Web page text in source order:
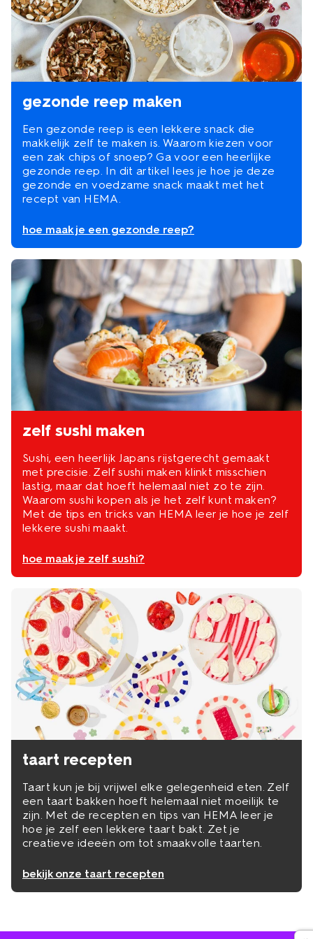
gezonde reep maken
Een gezonde reep is een lekkere snack die
makkelijk zelf te maken is. Waarom kiezen voor
een zak chips of snoep? Ga voor een heerlijke
gezonde reep. In dit artikel lees je hoe je deze
gezonde en voedzame snack maakt met het
recept van HEMA.
hoe maak je een gezonde reep?
zelf sushi maken
Sushi, een heerlijk Japans rijstgerecht gemaakt
met precisie. Zelf sushi maken klinkt misschien
lastig, maar dat hoeft helemaal niet zo te zijn.
Waarom sushi kopen als je het zelf kunt maken?
Met de tips en tricks van HEMA leer je hoe je zelf
lekkere sushi maakt.
hoe maak je zelf sushi?
taart recepten
Taart kun je bij vrijwel elke gelegenheid eten. Zelf
een taart bakken hoeft helemaal niet moeilijk te
zijn. Met de recepten en tips van HEMA leer je
hoe je zelf een lekkere taart bakt. Zet je
creatieve ideeën om tot smaakvolle taarten.
bekijk onze taart recepten